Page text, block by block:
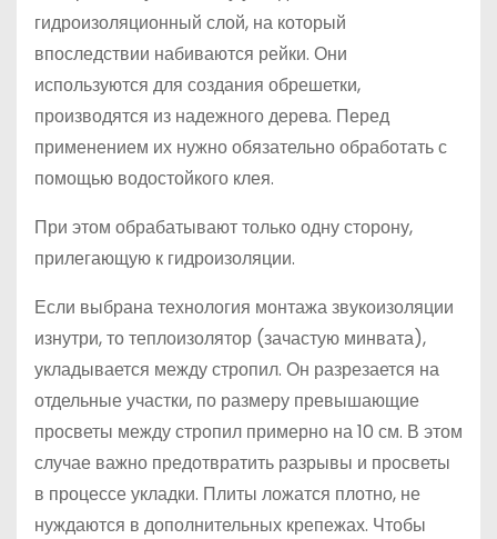
гидроизоляционный слой, на который
впоследствии набиваются рейки. Они
используются для создания обрешетки,
производятся из надежного дерева. Перед
применением их нужно обязательно обработать с
помощью водостойкого клея.
При этом обрабатывают только одну сторону,
прилегающую к гидроизоляции.
Если выбрана технология монтажа звукоизоляции
изнутри, то теплоизолятор (зачастую минвата),
укладывается между стропил. Он разрезается на
отдельные участки, по размеру превышающие
просветы между стропил примерно на 10 см. В этом
случае важно предотвратить разрывы и просветы
в процессе укладки. Плиты ложатся плотно, не
нуждаются в дополнительных крепежах. Чтобы